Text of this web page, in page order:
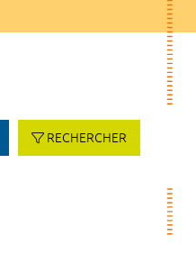
RECHERCHER